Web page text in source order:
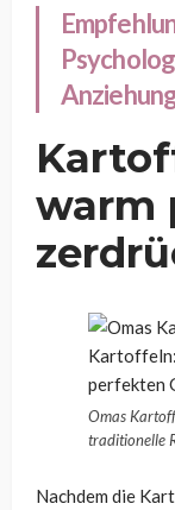
warm
Omas
traditionelle
Nachdem die